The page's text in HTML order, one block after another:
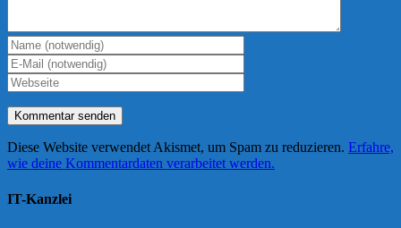
Diese Website verwendet Akismet, um Spam zu reduzieren. Erfahre,
wie deine Kommentardaten verarbeitet werden.
IT-Kanzlei